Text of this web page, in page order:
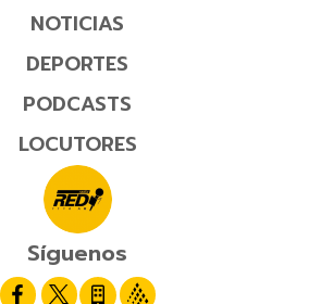
NOTICIAS
DEPORTES
PODCASTS
LOCUTORES
Síguenos